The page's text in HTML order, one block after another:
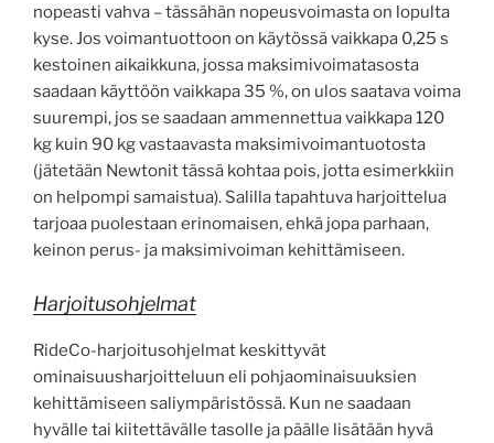
nopeasti vahva – tässähän nopeusvoimasta on lopulta
kyse. Jos voimantuottoon on käytössä vaikkapa 0,25 s
kestoinen aikaikkuna, jossa maksimivoimatasosta
saadaan käyttöön vaikkapa 35 %, on ulos saatava voima
suurempi, jos se saadaan ammennettua vaikkapa 120
kg kuin 90 kg vastaavasta maksimivoimantuotosta
(jätetään Newtonit tässä kohtaa pois, jotta esimerkkiin
on helpompi samaistua). Salilla tapahtuva harjoittelua
tarjoaa puolestaan erinomaisen, ehkä jopa parhaan,
keinon perus- ja maksimivoiman kehittämiseen.
Harjoitusohjelmat
RideCo-harjoitusohjelmat keskittyvät
ominaisuusharjoitteluun eli pohjaominaisuuksien
kehittämiseen saliympäristössä. Kun ne saadaan
hyvälle tai kiitettävälle tasolle ja päälle lisätään hyvä